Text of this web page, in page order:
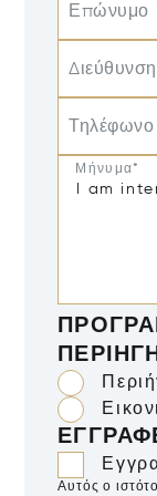
Επώνυμο
Μήνυμα*
Αυτός ο